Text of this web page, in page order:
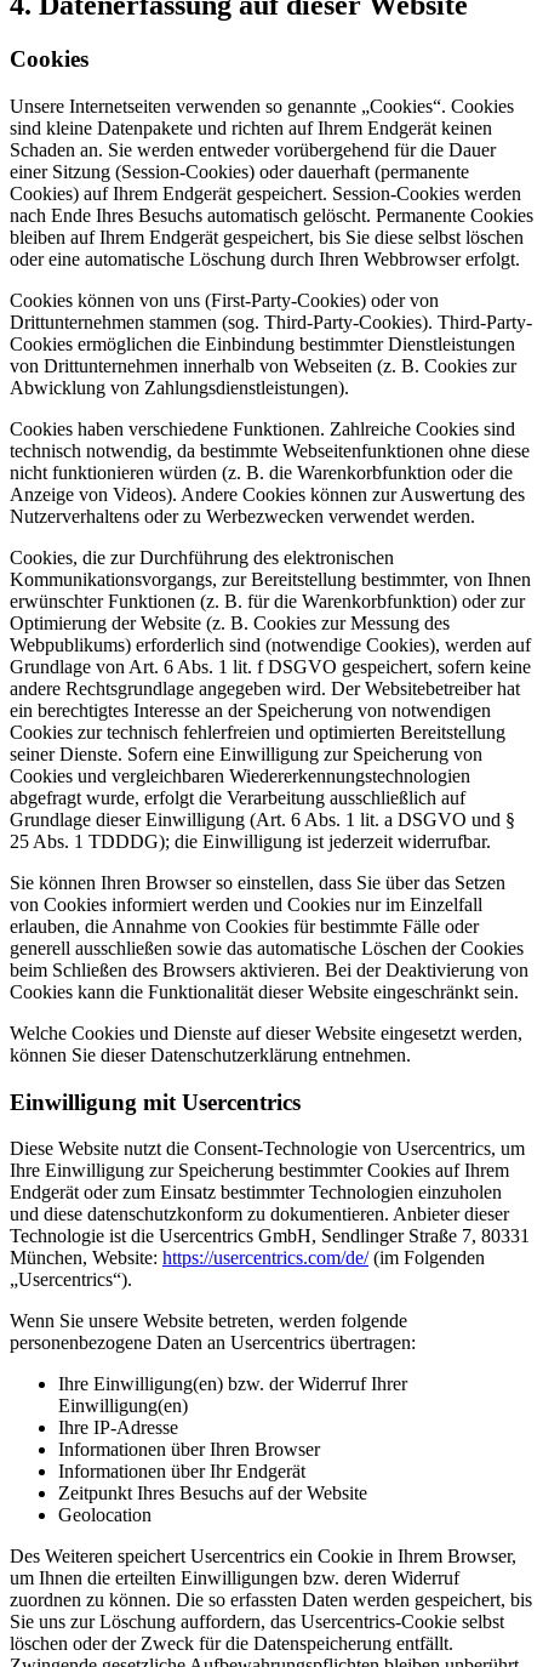
Cookies
Unsere Internetseiten verwenden so genannte „Cookies“. Cookies
sind kleine Datenpakete und richten auf Ihrem Endgerät keinen
Schaden an. Sie werden entweder vorübergehend für die Dauer
einer Sitzung (Session-Cookies) oder dauerhaft (permanente
Cookies) auf Ihrem Endgerät gespeichert. Session-Cookies werden
nach Ende Ihres Besuchs automatisch gelöscht. Permanente Cookies
bleiben auf Ihrem Endgerät gespeichert, bis Sie diese selbst löschen
oder eine automatische Löschung durch Ihren Webbrowser erfolgt.
Cookies können von uns (First-Party-Cookies) oder von
Drittunternehmen stammen (sog. Third-Party-Cookies). Third-Party-
Cookies ermöglichen die Einbindung bestimmter Dienstleistungen
von Drittunternehmen innerhalb von Webseiten (z. B. Cookies zur
Abwicklung von Zahlungsdienstleistungen).
Cookies haben verschiedene Funktionen. Zahlreiche Cookies sind
technisch notwendig, da bestimmte Webseitenfunktionen ohne diese
nicht funktionieren würden (z. B. die Warenkorbfunktion oder die
Anzeige von Videos). Andere Cookies können zur Auswertung des
Nutzerverhaltens oder zu Werbezwecken verwendet werden.
Cookies, die zur Durchführung des elektronischen
Kommunikationsvorgangs, zur Bereitstellung bestimmter, von Ihnen
erwünschter Funktionen (z. B. für die Warenkorbfunktion) oder zur
Optimierung der Website (z. B. Cookies zur Messung des
Webpublikums) erforderlich sind (notwendige Cookies), werden auf
Grundlage von Art. 6 Abs. 1 lit. f DSGVO gespeichert, sofern keine
andere Rechtsgrundlage angegeben wird. Der Websitebetreiber hat
ein berechtigtes Interesse an der Speicherung von notwendigen
Cookies zur technisch fehlerfreien und optimierten Bereitstellung
seiner Dienste. Sofern eine Einwilligung zur Speicherung von
Cookies und vergleichbaren Wiedererkennungstechnologien
abgefragt wurde, erfolgt die Verarbeitung ausschließlich auf
Grundlage dieser Einwilligung (Art. 6 Abs. 1 lit. a DSGVO und §
25 Abs. 1 TDDDG); die Einwilligung ist jederzeit widerrufbar.
Sie können Ihren Browser so einstellen, dass Sie über das Setzen
von Cookies informiert werden und Cookies nur im Einzelfall
erlauben, die Annahme von Cookies für bestimmte Fälle oder
generell ausschließen sowie das automatische Löschen der Cookies
beim Schließen des Browsers aktivieren. Bei der Deaktivierung von
Cookies kann die Funktionalität dieser Website eingeschränkt sein.
Welche Cookies und Dienste auf dieser Website eingesetzt werden,
können Sie dieser Datenschutzerklärung entnehmen.
Einwilligung mit Usercentrics
Diese Website nutzt die Consent-Technologie von Usercentrics, um
Ihre Einwilligung zur Speicherung bestimmter Cookies auf Ihrem
Endgerät oder zum Einsatz bestimmter Technologien einzuholen
und diese datenschutzkonform zu dokumentieren. Anbieter dieser
Technologie ist die Usercentrics GmbH, Sendlinger Straße 7, 80331
München, Website: https://usercentrics.com/de/(im Folgenden
„Usercentrics“).
Wenn Sie unsere Website betreten, werden folgende
personenbezogene Daten an Usercentrics übertragen:
Ihre Einwilligung(en) bzw. der Widerruf Ihrer
Einwilligung(en)
Ihre IP-Adresse
Informationen über Ihren Browser
Informationen über Ihr Endgerät
Zeitpunkt Ihres Besuchs auf der Website
Geolocation
Des Weiteren speichert Usercentrics ein Cookie in Ihrem Browser,
um Ihnen die erteilten Einwilligungen bzw. deren Widerruf
zuordnen zu können. Die so erfassten Daten werden gespeichert, bis
Sie uns zur Löschung auffordern, das Usercentrics-Cookie selbst
löschen oder der Zweck für die Datenspeicherung entfällt.